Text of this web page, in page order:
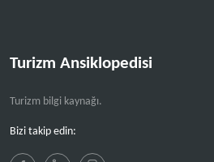
Turizm Ansiklopedisi
Turizm bilgi kaynağı.
Bizi takip edin: